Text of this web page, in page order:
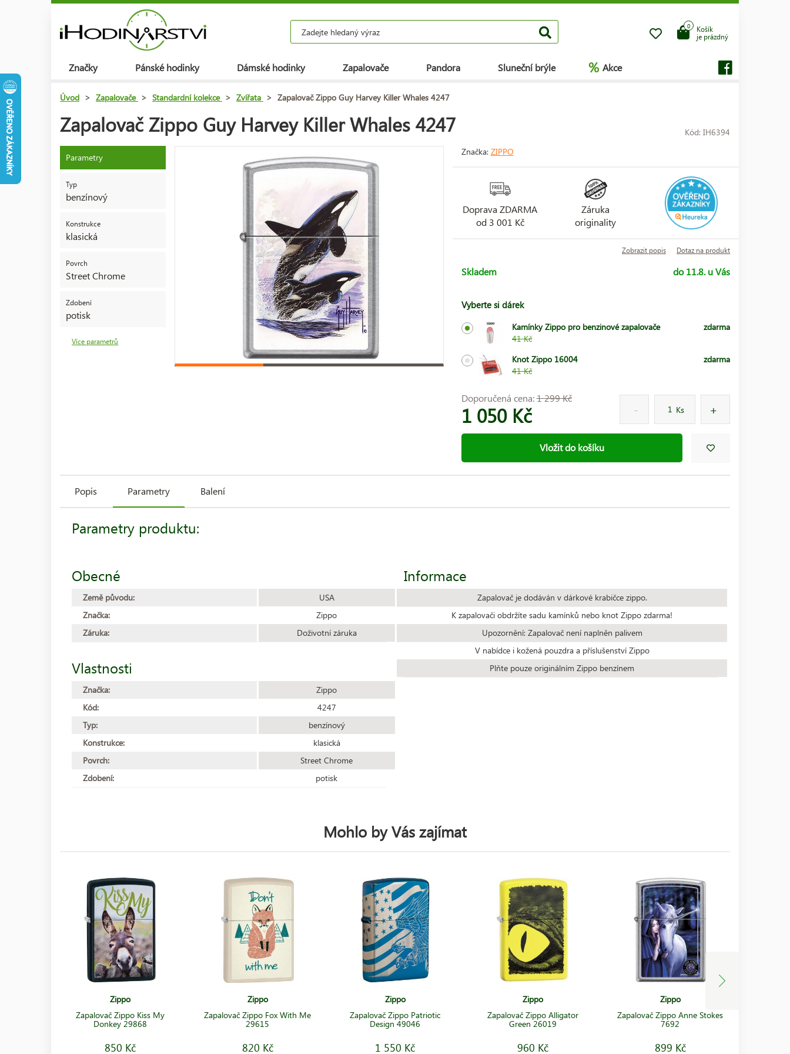
Košík
je prázdný
0
Značky Pánské hodinky Dámské hodinky Zapalovače Pandora Sluneční brýle % Akce
Úvod > Zapalovače > Standardní kolekce > Zvířata > Zapalovač Zippo Guy Harvey Killer Whales 4247
Zapalovač Zippo Guy Harvey Killer Whales 4247 Kód: IH6394
Parametry
Typ
benzínový
Konstrukce
klasická
Povrch
Street Chrome
Zdobení
potisk
Více parametrů
Značka: ZIPPO
Doprava ZDARMA
od 3 001 Kč
Záruka
originality
Zobrazit popis Dotaz na produkt
Skladem do 11.8. u Vás
Vyberte si dárek
Kamínky Zippo pro benzinové zapalovače
41 Kč
zdarma
Knot Zippo 16004
41 Kč
zdarma
Doporučená cena:1 299 Kč
1 050 Kč Ks
Vložit do košíku
Popis Parametry Balení
Parametry produktu:
Obecné
Země původu:
USA
Značka:
Zippo
Záruka:
Doživotní záruka
Vlastnosti
Značka:
Zippo
Kód:
4247
Typ:
benzínový
Konstrukce:
klasická
Povrch:
Street Chrome
Zdobení:
potisk
Informace
Zapalovač je dodáván v dárkové krabičce zippo.
K zapalovači obdržíte sadu kamínků nebo knot Zippo zdarma!
Upozornění: Zapalovač není naplněn palivem
V nabídce i kožená pouzdra a příslušenství Zippo
Plňte pouze originálním Zippo benzínem
Mohlo by Vás zajímat
Zippo
Zapalovač Zippo Kiss My
Donkey 29868
850 Kč
Zippo
Zapalovač Zippo Fox With Me
29615
820 Kč
Zippo
Zapalovač Zippo Patriotic
Design 49046
1 550 Kč
Zippo
Zapalovač Zippo Alligator
Green 26019
960 Kč
Zippo
Zapalovač Zippo Anne Stokes
7692
899 Kč